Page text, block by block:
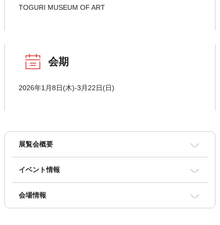
TOGURI MUSEUM OF ART
会期
2026年1月8日(木)-3月22日(日)
展覧会概要
イベント情報
会場情報